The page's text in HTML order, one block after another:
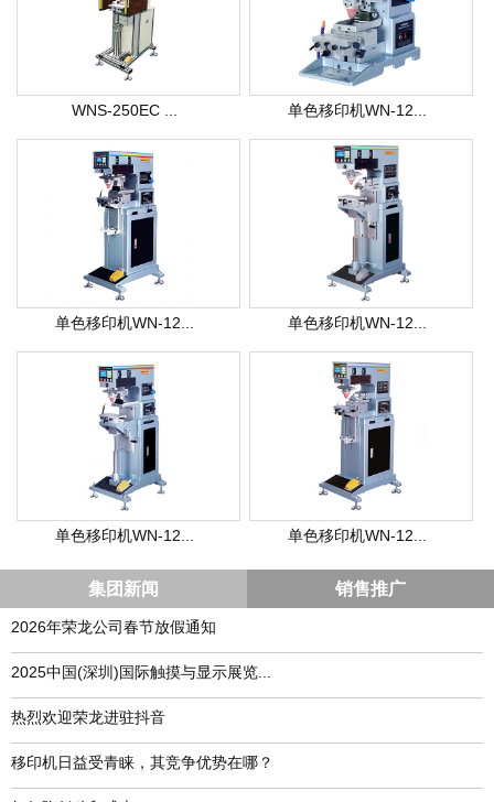
WNS-250EC ... 单色移印机WN-12...
单色移印机WN-12... 单色移印机WN-12...
单色移印机WN-12... 单色移印机WN-12...
集团新闻 销售推广
2026年荣龙公司春节放假通知
​2025中国(深圳)国际触摸与显示展览...
热烈欢迎荣龙进驻抖音
移印机日益受青睐，其竞争优势在哪？